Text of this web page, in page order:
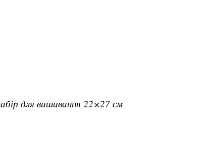
набір для вишивання 22×27 см